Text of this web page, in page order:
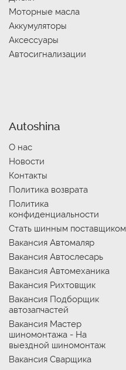
Моторные масла
Аккумуляторы
Аксессуары
Автосигнализации
Autoshina
О нас
Новости
Контакты
Политика возврата
Политика
конфиденциальности
Стать шинным поставщиком
Вакансия Автомаляр
Вакансия Автослесарь
Вакансия Автомеханика
Вакансия Рихтовщик
Вакансия Подборщик
автозапчастей
Вакансия Мастер
шиномонтажа - На
выездной шиномонтаж
Вакансия Сварщика